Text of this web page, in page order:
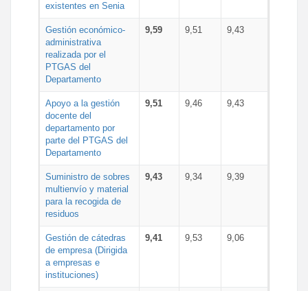
existentes en Senia
Gestión económico-
administrativa
realizada por el
PTGAS del
Departamento
9,59 9,51 9,43
Apoyo a la gestión
docente del
departamento por
parte del PTGAS del
Departamento
9,51 9,46 9,43
Suministro de sobres
multienvío y material
para la recogida de
residuos
9,43 9,34 9,39
Gestión de cátedras
de empresa (Dirigida
a empresas e
instituciones)
9,41 9,53 9,06